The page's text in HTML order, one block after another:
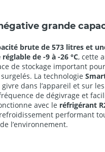
grande
brute de 573 litres et
de -9 à -26 °C, cette
de stockage important
La technologie
dans l’appareil et sur
de dégivrage et
avec le réfrigérant
performant
l’environnement.